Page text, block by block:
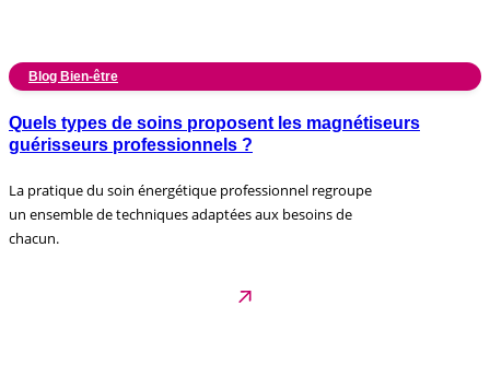
Blog Bien-être
Quels types de soins proposent les magnétiseurs
guérisseurs professionnels ?
La pratique du soin énergétique professionnel regroupe
un ensemble de techniques adaptées aux besoins de
chacun.